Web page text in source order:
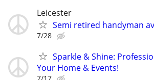
Leicester
Semi retired handyman
7/28
Sparkle & Shine:
Your Home & Events!